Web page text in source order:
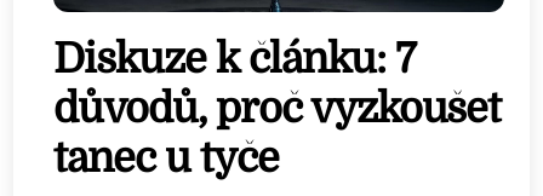
Diskuze k článku: 7
důvodů, proč vyzkoušet
tanec u tyče